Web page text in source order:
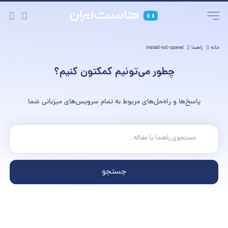
خانه راهنما install-ssl-cpanel
چطور می‌تونیم کمکتون کنیم؟
پاسخ‌ها و راه‌حل‌های مربوط به تمام سرویس‌های میزبانی شما
جستجو